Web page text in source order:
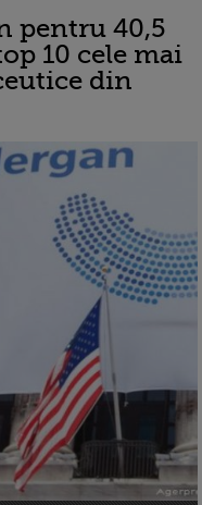
pentru 40,5
10 cele mai
din